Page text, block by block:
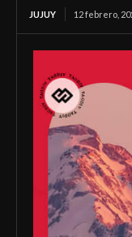
JUJUY 12 febrero,